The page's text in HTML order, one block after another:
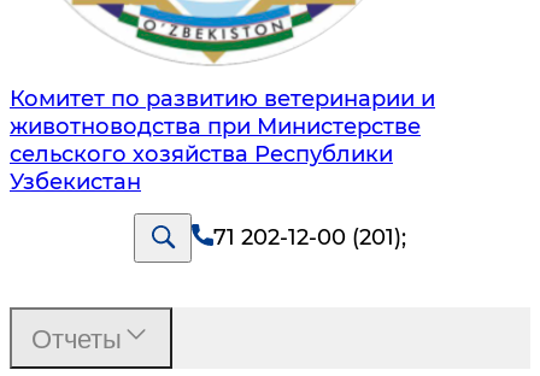
Комитет по развитию ветеринарии и
животноводства при Министерстве
сельского хозяйства Республики
Узбекистан
71 202-12-00 (201);
Отчеты